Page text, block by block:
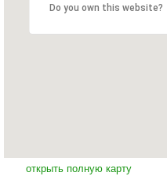
Do you own this website?
открыть полную карту